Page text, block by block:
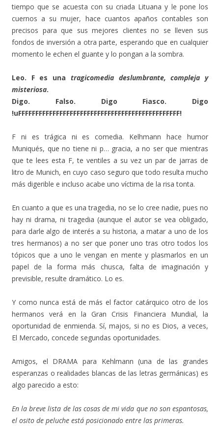
tiempo que se acuesta con su criada Lituana y le pone los
cuernos a su mujer, hace cuantos apaños contables son
precisos para que sus mejores clientes no se lleven sus
fondos de inversión a otra parte, esperando que en cualquier
momento le echen el guante y lo pongan a la sombra.
Leo. F es una tragicomedia deslumbrante, compleja y
misteriosa.
Digo. Falso. Digo Fiasco. Digo
!uFFFFFFFFFFFFFFFFFFFFFFFFFFFFFFFFFFFFFFFFFFFFFFF!
F ni es trágica ni es comedia. Kelhmann hace humor
Muniqués, que no tiene ni p… gracia, a no ser que mientras
que te lees esta F, te ventiles a su vez un par de jarras de
litro de Munich, en cuyo caso seguro que todo resulta mucho
más digerible e incluso acabe uno víctima de la risa tonta.
En cuanto a que es una tragedia, no se lo cree nadie, pues no
hay ni drama, ni tragedia (aunque el autor se vea obligado,
para darle algo de interés a su historia, a matar a uno de los
tres hermanos) a no ser que poner uno tras otro todos los
tópicos que a uno le vengan en mente y plasmarlos en un
papel de la forma más chusca, falta de imaginación y
previsible, resulte dramático. Lo es.
Y como nunca está de más el factor catárquico otro de los
hermanos verá en la Gran Crisis Financiera Mundial, la
oportunidad de enmienda. Sí, majos, si no es Dios, a veces,
El Mercado, concede segundas oportunidades.
Amigos, el DRAMA para Kehlmann (una de las grandes
esperanzas o realidades blancas de las letras germánicas) es
algo parecido a esto:
En la breve lista de las cosas de mi vida que no son espantosas,
el osito de peluche está posicionado entre las primeras.